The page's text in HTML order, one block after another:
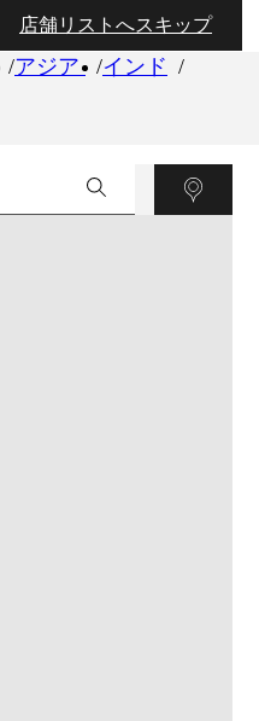
アジア
インド
店舗リストへスキップ
CARTO